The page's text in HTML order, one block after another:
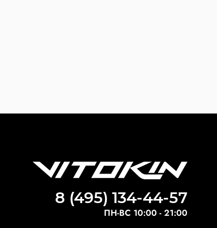
8 (495) 134-44-57
ПН-ВС 10:00 - 21:00